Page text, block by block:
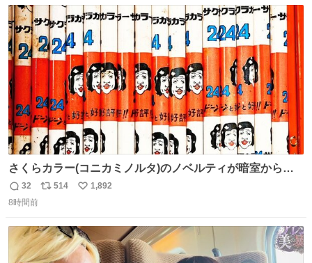
数
数
さくらカラー(コニカミノルタ)のノベルティが暗室から山
のように出てきた。 1970年代のものかなあ。 欽ちゃん鉛
筆。どうすんの、これ。
返
信
32
リ
ト
数
514
い
数
1,892
8時間前